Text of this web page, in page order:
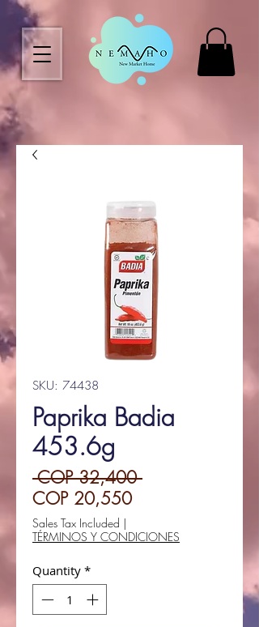
SKU: 74438
Paprika Badia
453.6g
COP 32,400 Regular
COP 20,550Sale
Sales Tax Included |
TÉRMINOS Y CONDICIONES
Quantity *